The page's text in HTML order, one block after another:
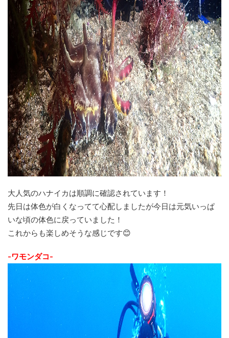
大人気のハナイカは順調に確認されています！
先日は体色が白くなってて心配しましたが今日は元気いっぱ
いな頃の体色に戻っていました！
これからも楽しめそうな感じです😊
-ワモンダコ-